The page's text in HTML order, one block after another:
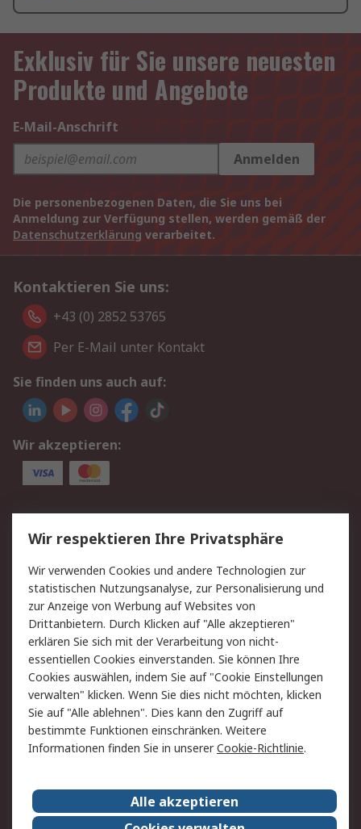
Exklusiv für Sie unsere neuesten
Produkte und Angebote
E-Mail-Anschrift
Anmelden
Die personenbezogenen Daten, die Sie uns bei
Anmeldung zur Verfügung stellen, werden gemäß der
Datenschutzerklärung verarbeitet.
Kontaktieren Sie uns:
+43 (0) 2852 53765
Per E-Mail unter Kontakt
Sie finden uns auch auf:
Wir akzeptieren:
Service
Value Added Services
Lieferlösungen
Rücksendung/Entsorgung Kontakt
Hilfe
Rechtliches
RS Verkaufs- und
Lieferbedingungen
Datenschutz
Cookie-Richtlinie
Zahlungsbedingungen
Impressum
Webseite Konditionen
RS weltweit
Karriere bei RS
Nachhaltigkeit
Wir respektieren Ihre Privatsphäre
Wir verwenden Cookies und andere Technologien zur
statistischen Nutzungsanalyse, zur Personalisierung und
zur Anzeige von Werbung auf Websites von
Drittanbietern. Durch Klicken auf "Alle akzeptieren"
erklären Sie sich mit der Verarbeitung von nicht-
essentiellen Cookies einverstanden. Sie können Ihre
Cookies auswählen, indem Sie auf "Cookie Einstellungen
verwalten" klicken. Wenn Sie dies nicht möchten, klicken
Sie auf "Alle ablehnen". Dies kann den Zugriff auf
bestimmte Funktionen einschränken. Weitere
Informationen finden Sie in unsererCookie-Richtlinie.
Alle akzeptieren